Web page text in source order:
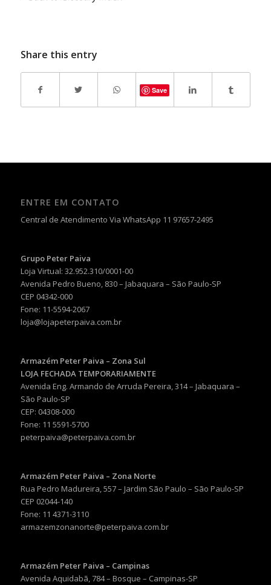
Share this entry
Save
ENTRE EM CONTATO
Central de Atendimento Via WhatsApp 11 97657-2495
Grupo Peter Paiva
Loja Virtual: 32.952.310/0001-00
Avenida Pedro Bueno, 830 – Jabaquara – São Paulo-SP
CEP 04342-000
Fone: 11-5594-2067
loja@lojapeterpaiva.com.br
Armazém Peter Paiva – Zona Sul
LOJA FECHADA TEMPORARIAMENTE
Avenida Eng. Armando de Arruda Pereira, 314 – Jabaquara –
São Paulo-SP
CEP: 04308-000
Fone: 11 5591-5700
peterpaiva@peterpaiva.com.br
Armazém Peter Paiva – Zona Norte
Rua Pedro Madureira, 557 – Jardim São Paulo – São Paulo-SP
CEP 02044-140
Fone: 11 4371-3110
armazemzonanorte@peterpaiva.com.br
Armazém Peter Paiva – Campinas
Avenida Aquidabã, 784 – Bosque – Campinas-SP